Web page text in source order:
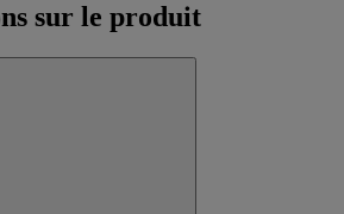
sur le produit